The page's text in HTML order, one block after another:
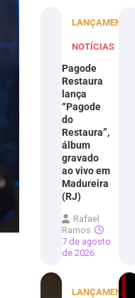
LANÇAMENTOS
NOTÍCIAS
Pagode
Restaura
lança
“Pagode
do
Restaura”,
álbum
gravado
ao vivo em
Madureira
(RJ)
Rafael
Ramos
7 de agosto
de 2026
LANÇAMENTOS